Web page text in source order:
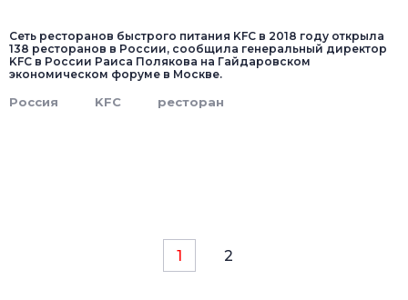
Сеть ресторанов быстрого питания KFC в 2018 году открыла
138 ресторанов в России, сообщила генеральный директор
KFC в России Раиса Полякова на Гайдаровском
экономическом форуме в Москве.
Россия KFC ресторан
1 2